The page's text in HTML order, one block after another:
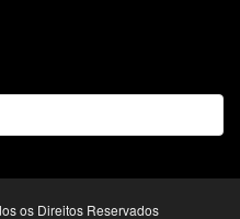
os Direitos Reservados